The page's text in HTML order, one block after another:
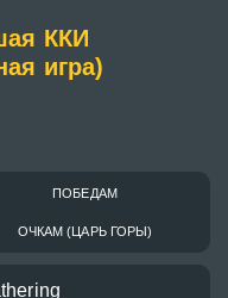
ККИ
игра)
ПОБЕДАМ
ОЧКАМ (ЦАРЬ ГОРЫ)